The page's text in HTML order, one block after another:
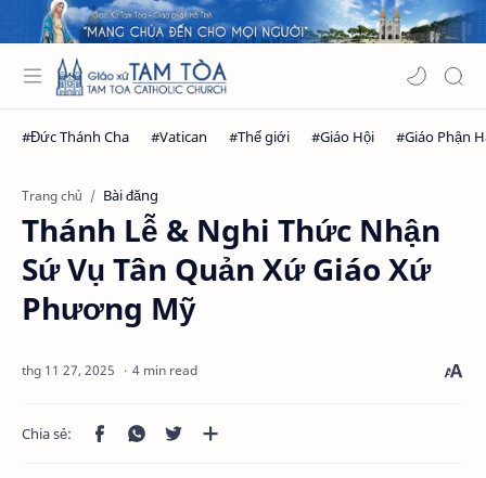
Trang chủ Bài đăng
Thánh Lễ & Nghi Thức Nhận
Sứ Vụ Tân Quản Xứ Giáo Xứ
Phương Mỹ
4 min read